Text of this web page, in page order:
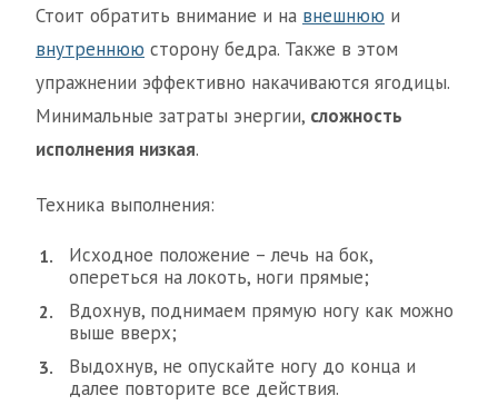
Стоит обратить внимание и на внешнюю и
внутреннюю сторону бедра. Также в этом
упражнении эффективно накачиваются ягодицы.
Минимальные затраты энергии, сложность
исполнения низкая.
Техника выполнения:
Исходное положение – лечь на бок,
опереться на локоть, ноги прямые;
Вдохнув, поднимаем прямую ногу как можно
выше вверх;
Выдохнув, не опускайте ногу до конца и
далее повторите все действия.